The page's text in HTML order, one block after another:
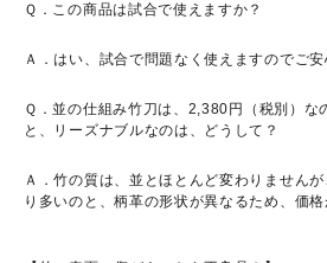
Ｑ．この商品は試合で使えますか？
Ａ．はい、試合で問題なく使えますのでご安
Ｑ．並の仕組み竹刀は、2,380円（税別）な
と、リーズナブルなのは、どうして？
Ａ．竹の質は、並とほとんど変わりません
り多いのと、柄革の形状が異なるため、価格